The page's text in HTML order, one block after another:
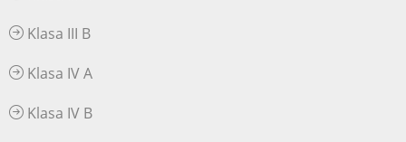
Klasa III B
Klasa IV A
Klasa IV B